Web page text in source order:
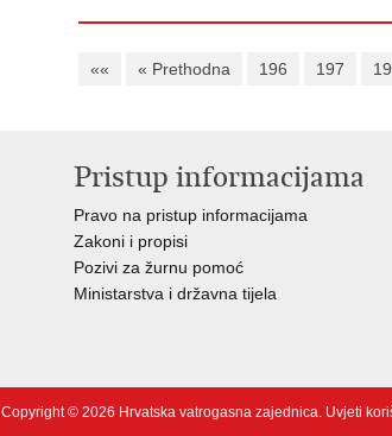
«« « Prethodna 196 197
Pristup informacijama
Pravo na pristup informacijama
Zakoni i propisi
Pozivi za žurnu pomoć
Ministarstva i državna tijela
Copyright © 2026 Hrvatska vatrogasna zajednica. Uvjeti